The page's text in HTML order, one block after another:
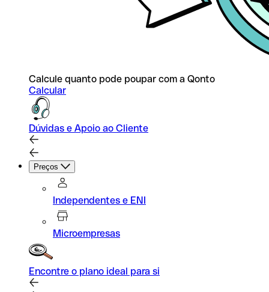
Calcule quanto pode poupar com a Qonto
Calcular
Dúvidas e Apoio ao Cliente
Preços
Independentes e ENI
Microempresas
Encontre o plano ideal para si